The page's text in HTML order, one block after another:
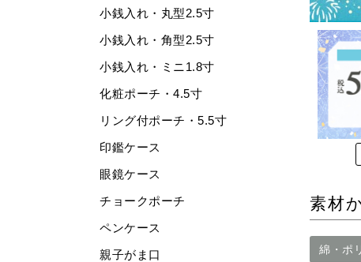
小銭入れ・丸型2.5寸
小銭入れ・角型2.5寸
小銭入れ・ミニ1.8寸
化粧ポーチ・4.5寸
リング付ポーチ・5.5寸
印鑑ケース
眼鏡ケース
チョークポーチ
ペンケース
親子がま口
素材
綿・ポ